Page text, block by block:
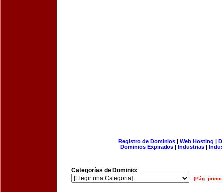
Registro de Dominios| Web Hosting |
Dominios Expirados | Industrias |
Categorías de Dominio:
[Pág.